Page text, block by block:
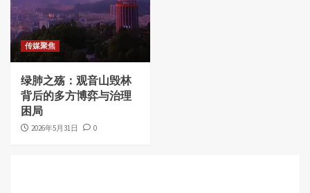
传媒聚焦
绿肺之殇：观音山毁林
背后的多方博弈与治理
困局
2026年5月31日 0